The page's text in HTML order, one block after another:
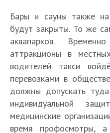
Бары и сауны также
будут закрыты. То же
аквапарков.
аттракционы в
водителей такси
перевозками в
должны допускать
индивидуальной
медицинские
время профосмотры, а